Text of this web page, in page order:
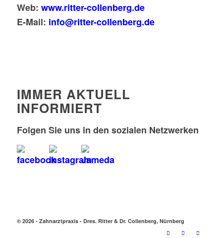
Web: www.ritter-collenberg.de
E-Mail: info@ritter-collenberg.de
IMMER AKTUELL
INFORMIERT
Folgen Sie uns in den sozialen Netzwerken
© 2026 - Zahnarztpraxis - Dres. Ritter & Dr. Collenberg, Nürnberg